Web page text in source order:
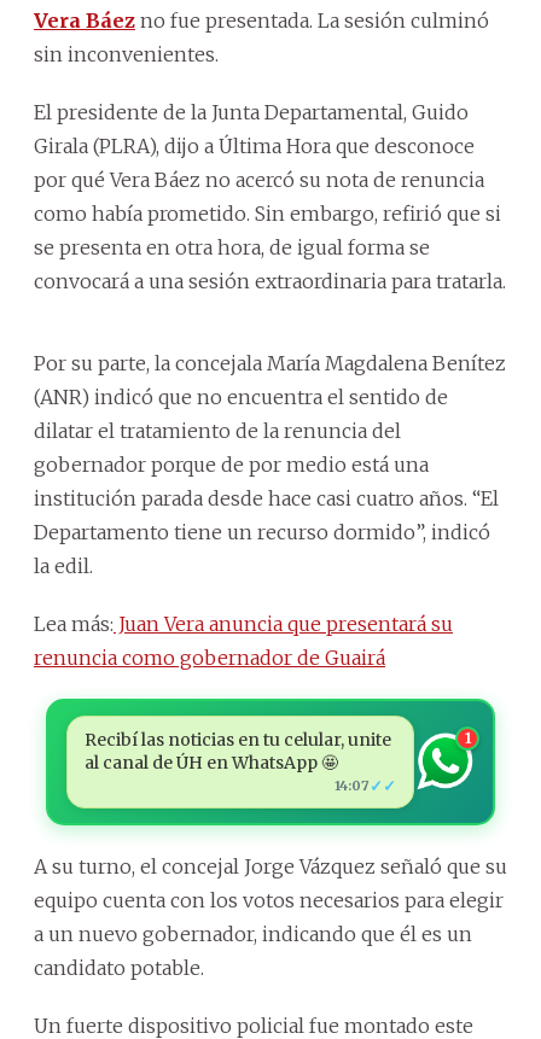
Vera Báez no fue presentada. La sesión culminó
sin inconvenientes.
El presidente de la Junta Departamental, Guido
Girala (PLRA), dijo a Última Hora que desconoce
por qué Vera Báez no acercó su nota de renuncia
como había prometido. Sin embargo, refirió que si
se presenta en otra hora, de igual forma se
convocará a una sesión extraordinaria para tratarla.
Por su parte, la concejala María Magdalena Benítez
(ANR) indicó que no encuentra el sentido de
dilatar el tratamiento de la renuncia del
gobernador porque de por medio está una
institución parada desde hace casi cuatro años. “El
Departamento tiene un recurso dormido”, indicó
la edil.
Lea más: Juan Vera anuncia que presentará su
renuncia como gobernador de Guairá
Recibí las noticias en tu celular, unite
al canal de ÚH en WhatsApp 🤩
14:07 ✓✓
1
A su turno, el concejal Jorge Vázquez señaló que su
equipo cuenta con los votos necesarios para elegir
a un nuevo gobernador, indicando que él es un
candidato potable.
Un fuerte dispositivo policial fue montado este